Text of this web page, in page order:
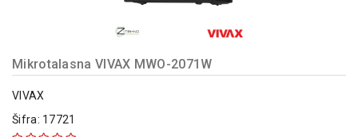
OPREMA
Mikrotalasna VIVAX MWO-2071W
VIVAX
Šifra: 17721